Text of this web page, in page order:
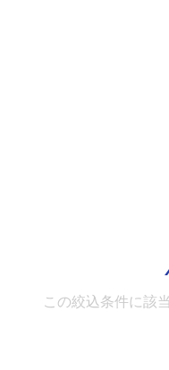
この絞込条件に該